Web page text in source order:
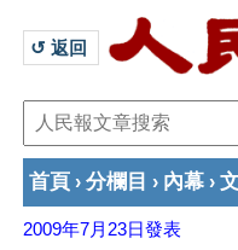
↺ 返回
首頁 › 分欄目 › 內幕 ›
2009年7月23日發表